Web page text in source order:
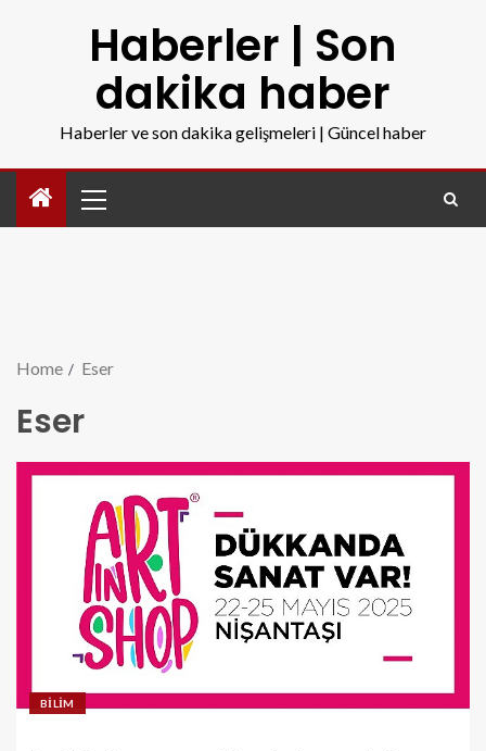
Haberler | Son
dakika haber
Haberler ve son dakika gelişmeleri | Güncel haber
Home Eser
Eser
BILIM